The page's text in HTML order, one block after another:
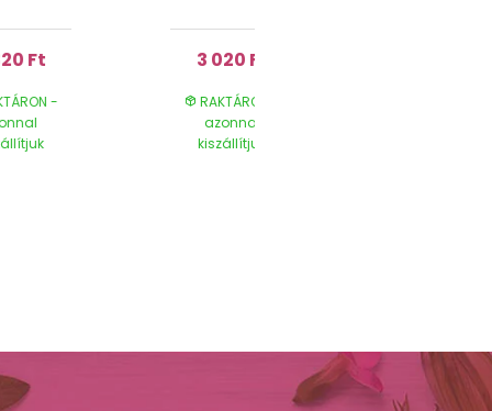
Ft
-
3 020 Ft
RAKTÁRON -
azonnal
kiszállítjuk